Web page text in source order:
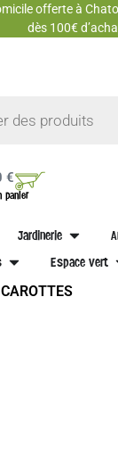
offerte à
dès 100€
€
panier
Jardinerie
Espace vert